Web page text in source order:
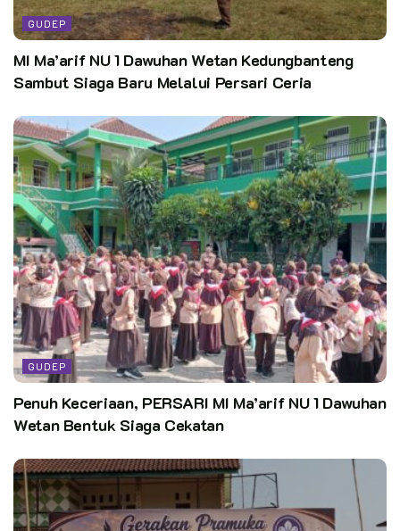
Penulis : Nadirah Dwi Maulidiyah
Fotografer : Deni Fedhianto
Kata Kunci: gugusdepan pramuka purbalingga
GUDEP
MI Ma’arif NU 1 Dawuhan Wetan Kedungbanteng
Sambut Siaga Baru Melalui Persari Ceria
GUDEP
Penuh Keceriaan, PERSARI MI Ma’arif NU 1 Dawuhan
Wetan Bentuk Siaga Cekatan